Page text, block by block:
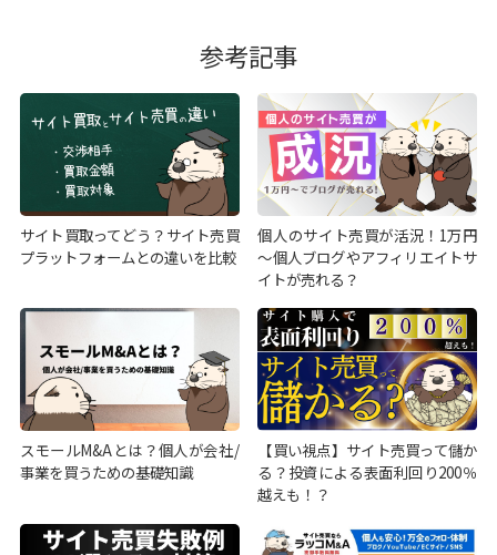
参考記事
サイト買取ってどう？サイト売買
プラットフォームとの違いを比較
個人のサイト売買が活況！1万円
～個人ブログやアフィリエイトサ
イトが売れる？
スモールM&Aとは？個人が会社/
事業を買うための基礎知識
【買い視点】サイト売買って儲か
る？投資による表面利回り200％
越えも！？